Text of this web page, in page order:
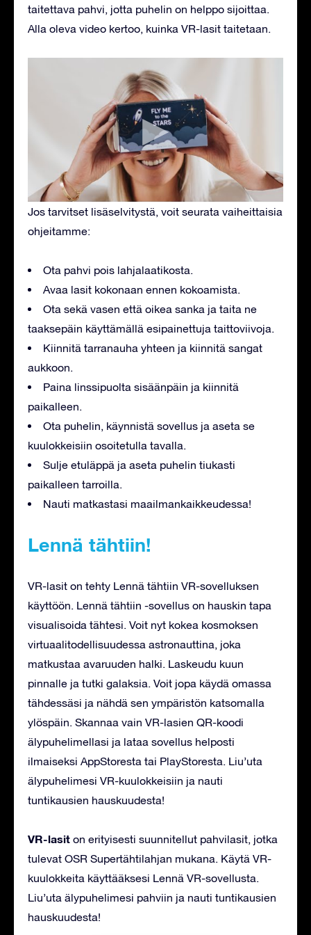
taitettava pahvi, jotta puhelin on helppo sijoittaa.
Alla oleva video kertoo, kuinka VR-lasit taitetaan.
Jos tarvitset lisäselvitystä, voit seurata vaiheittaisia
ohjeitamme:
Ota pahvi pois lahjalaatikosta.
Avaa lasit kokonaan ennen kokoamista.
Ota sekä vasen että oikea sanka ja taita ne
taaksepäin käyttämällä esipainettuja taittoviivoja.
Kiinnitä tarranauha yhteen ja kiinnitä sangat
aukkoon.
Paina linssipuolta sisäänpäin ja kiinnitä
paikalleen.
Ota puhelin, käynnistä sovellus ja aseta se
kuulokkeisiin osoitetulla tavalla.
Sulje etuläppä ja aseta puhelin tiukasti
paikalleen tarroilla.
Nauti matkastasi maailmankaikkeudessa!
Lennä tähtiin!
VR-lasit on tehty Lennä tähtiin VR-sovelluksen
käyttöön. Lennä tähtiin -sovellus on hauskin tapa
visualisoida tähtesi. Voit nyt kokea kosmoksen
virtuaalitodellisuudessa astronauttina, joka
matkustaa avaruuden halki. Laskeudu kuun
pinnalle ja tutki galaksia. Voit jopa käydä omassa
tähdessäsi ja nähdä sen ympäristön katsomalla
ylöspäin. Skannaa vain VR-lasien QR-koodi
älypuhelimellasi ja lataa sovellus helposti
ilmaiseksi AppStoresta tai PlayStoresta. Liu’uta
älypuhelimesi VR-kuulokkeisiin ja nauti
tuntikausien hauskuudesta!
VR-lasit on erityisesti suunnitellut pahvilasit, jotka
tulevat OSR Supertähtilahjan mukana. Käytä VR-
kuulokkeita käyttääksesi Lennä VR-sovellusta.
Liu’uta älypuhelimesi pahviin ja nauti tuntikausien
hauskuudesta!